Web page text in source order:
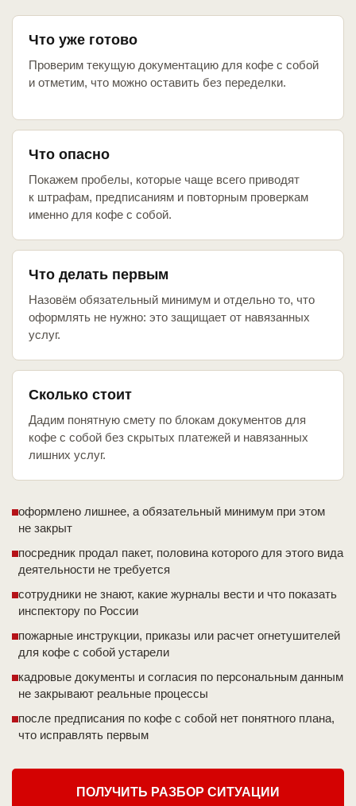
Что уже готово
Проверим текущую документацию для кофе с собой
и отметим, что можно оставить без переделки.
Что опасно
Покажем пробелы, которые чаще всего приводят
к штрафам, предписаниям и повторным проверкам
именно для кофе с собой.
Что делать первым
Назовём обязательный минимум и отдельно то, что
оформлять не нужно: это защищает от навязанных
услуг.
Сколько стоит
Дадим понятную смету по блокам документов для
кофе с собой без скрытых платежей и навязанных
лишних услуг.
оформлено лишнее, а обязательный минимум при этом
не закрыт
посредник продал пакет, половина которого для этого вида
деятельности не требуется
сотрудники не знают, какие журналы вести и что показать
инспектору по России
пожарные инструкции, приказы или расчет огнетушителей
для кофе с собой устарели
кадровые документы и согласия по персональным данным
не закрывают реальные процессы
после предписания по кофе с собой нет понятного плана,
что исправлять первым
ПОЛУЧИТЬ РАЗБОР СИТУАЦИИ